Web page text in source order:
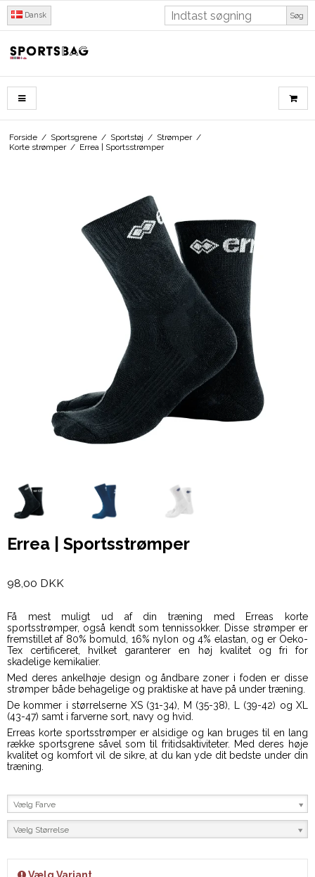
Dansk Søg
Forside / Sportsgrene / Sportstøj / Strømper /
Korte strømper / Errea | Sportsstrømper
Errea | Sportsstrømper
98,00 DKK
Få mest muligt ud af din træning med Erreas korte
sportsstrømper, også kendt som tennissokker. Disse strømper er
fremstillet af 80% bomuld, 16% nylon og 4% elastan, og er Oeko-
Tex certificeret, hvilket garanterer en høj kvalitet og fri for
skadelige kemikalier.
Med deres ankelhøje design og åndbare zoner i foden er disse
strømper både behagelige og praktiske at have på under træning.
De kommer i størrelserne XS (31-34), M (35-38), L (39-42) og XL
(43-47) samt i farverne sort, navy og hvid.
Erreas korte sportsstrømper er alsidige og kan bruges til en lang
række sportsgrene såvel som til fritidsaktiviteter. Med deres høje
kvalitet og komfort vil de sikre, at du kan yde dit bedste under din
træning.
Vælg Farve
Vælg Størrelse
Vælg Variant